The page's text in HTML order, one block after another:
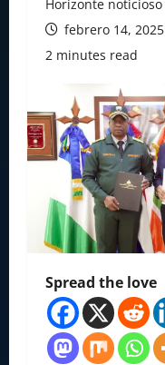
Horizonte noticioso
febrero 14, 2025
2 minutes read
Spread the love